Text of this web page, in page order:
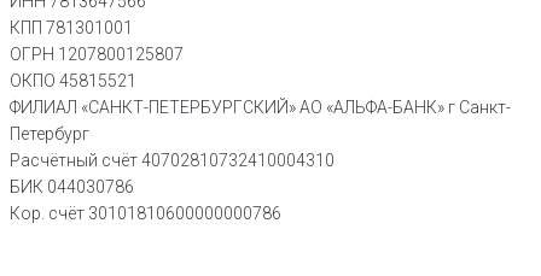
КПП 781301001
ОГРН 1207800125807
ОКПО 45815521
ФИЛИАЛ «САНКТ-ПЕТЕРБУРГСКИЙ» АО «АЛЬФА-БАНК» г Санкт-
Петербург
Расчётный счёт 40702810732410004310
БИК 044030786
Кор. счёт 30101810600000000786